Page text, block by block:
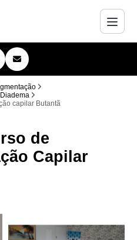
capilar Butantã
de
Capilar